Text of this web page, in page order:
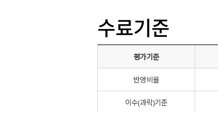
수료기준
평가기준
반영비율
이수(과락)기준